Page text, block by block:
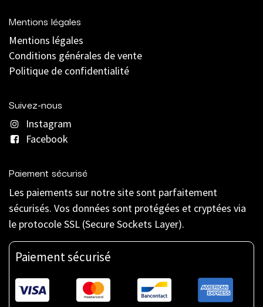
Mentions légales
Mentions légales
Conditions générales de vente
Politique de confidentialité
Suivez-nous
Instagram
Facebook
Paiement sécurisé
Les paiements sur notre site sont parfaitement
sécurisés. Vos données sont protégées et cryptées via
le protocole SSL (Secure Sockets Layer).
Paiement sécurisé